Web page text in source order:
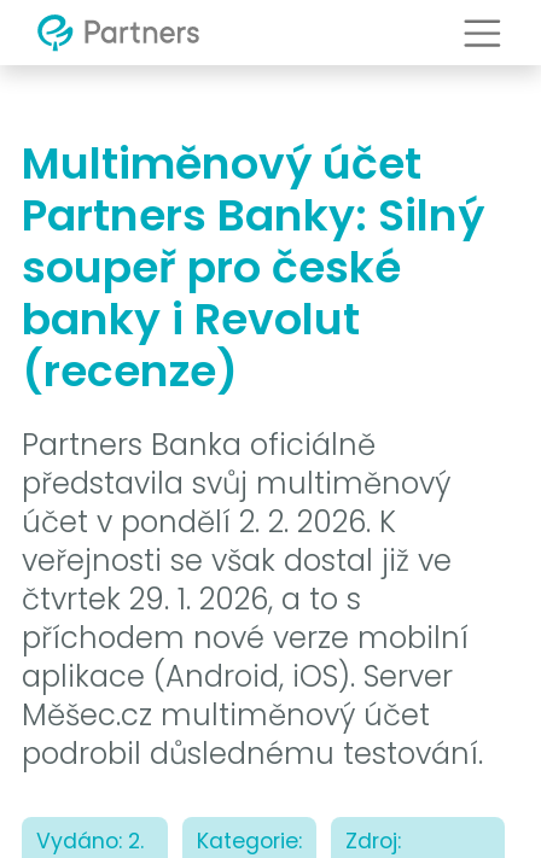
Multiměnový účet
Partners Banky: Silný
soupeř pro české
banky i Revolut
(recenze)
Partners Banka oficiálně
představila svůj multiměnový
účet v pondělí 2. 2. 2026. K
veřejnosti se však dostal již ve
čtvrtek 29. 1. 2026, a to s
příchodem nové verze mobilní
aplikace (Android, iOS). Server
Měšec.cz multiměnový účet
podrobil důslednému testování.
Vydáno: 2.
Kategorie:
Zdroj: